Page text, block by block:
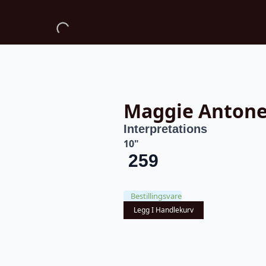
Maggie
Interpretations
10"
259
Bestillingsvare
Legg I Handlekurv